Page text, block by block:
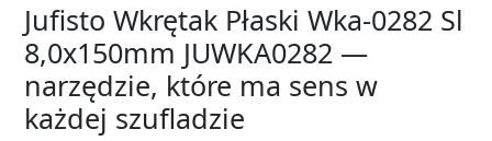
Jufisto Wkrętak Płaski Wka-0282 Sl
8,0x150mm JUWKA0282 —
narzędzie, które ma sens w
każdej szufladzie